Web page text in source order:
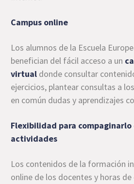
Campus online
Los alumnos de la Escuela
benefician del fácil acceso a un
virtual donde consultar
ejercicios, plantear consultas a
en común dudas y aprendizajes
Flexibilidad para compaginarlo
actividades
Los contenidos de la formación
online de los docentes y horas